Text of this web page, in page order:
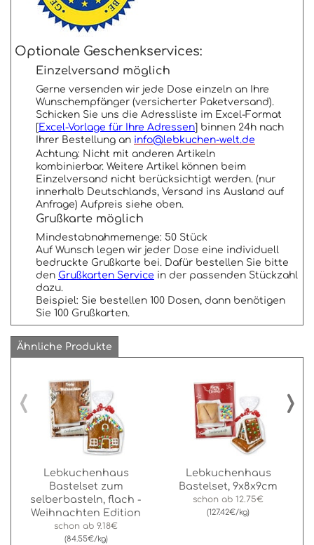
Optionale Geschenkservices:
Einzelversand möglich
Gerne versenden wir jede Dose einzeln an Ihre
Wunschempfänger (versicherter Paketversand).
Schicken Sie uns die Adressliste im Excel-Format
[Excel-Vorlage für Ihre Adressen] binnen 24h nach
Ihrer Bestellung an info@lebkuchen-welt.de
Achtung: Nicht mit anderen Artikeln
kombinierbar. Weitere Artikel können beim
Einzelversand nicht berücksichtigt werden. (nur
innerhalb Deutschlands, Versand ins Ausland auf
Anfrage) Aufpreis siehe oben.
Grußkarte möglich
Mindestabnahmemenge: 50 Stück
Auf Wunsch legen wir jeder Dose eine individuell
bedruckte Grußkarte bei. Dafür bestellen Sie bitte
den Grußkarten Service in der passenden Stückzahl
dazu.
Beispiel: Sie bestellen 100 Dosen, dann benötigen
Sie 100 Grußkarten.
Ähnliche Produkte
Lebkuchenhaus
Bastelset zum
selberbasteln, flach -
Weihnachten Edition
schon ab 9.18€
(84.55€/kg)
Lebkuchenhaus
Bastelset, 9x8x9cm
schon ab 12.75€
(127.42€/kg)
‹ ›